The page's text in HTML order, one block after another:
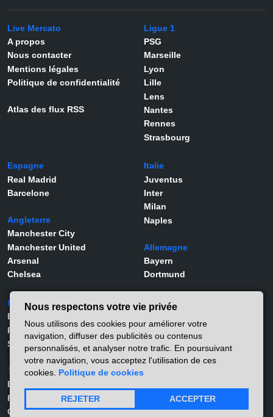
Live Mercato
A propos
Nous contacter
Mentions légales
Politique de confidentialité
Atlas des flux RSS
Ligue 1
PSG
Marseille
Lyon
Lille
Lens
Nantes
Rennes
Strasbourg
Espagne
Real Madrid
Barcelone
Angleterre
Manchester City
Manchester United
Arsenal
Chelsea
Italie
Juventus
Inter
Milan
Naples
Allemagne
Bayern
Dortmund
Portugal
Benfica
Porto
Sporting
Turquie
Besiktas
Fernerbahçe
Galatasaray
Joueurs
Rodrygo
Vinicius Jr
Matthis Abline
Lucas Stassin
Nous respectons votre vie privée
Nous utilisons des cookies pour améliorer votre
navigation, diffuser des publicités ou contenus
personnalisés, et analyser notre trafic. En poursuivant
votre navigation, vous acceptez l'utilisation de ces
cookies. Politique de cookies
REJETER ACCEPTER